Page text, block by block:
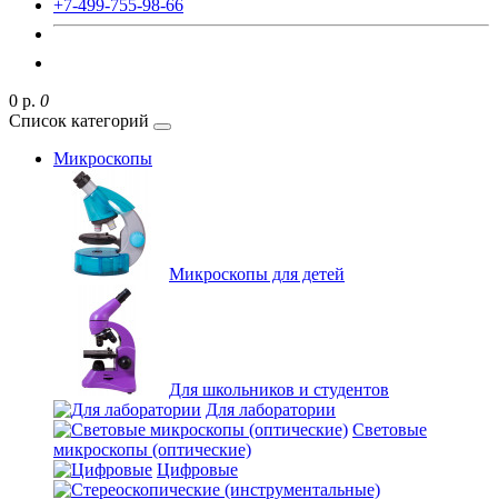
+7-499-755-98-66
0 р. 0
Список категорий
Микроскопы
Микроскопы для детей
Для школьников и студентов
Для лаборатории
Световые
микроскопы (оптические)
Цифровые